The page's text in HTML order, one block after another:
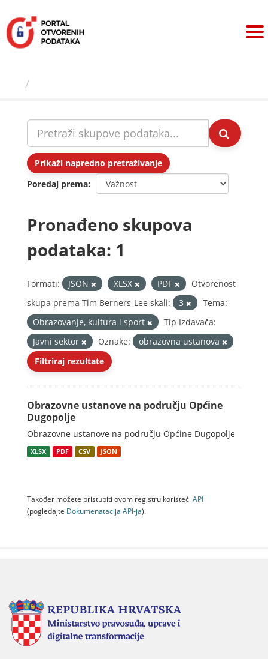
sadržaj
Prikaži napredno pretraživanje
Poredaj prema
Pronađeno skupova
podataka: 1
Formati: JSON XLSX PDF
Otvorenost
skupa prema Tim Berners-Lee skali:
3
Tema:
Obrazovanje, kultura i sport
Tip Izdavača:
Javni sektor
Oznake:
obrazovna ustanova
Filtriraj rezultate
Obrazovne ustanove na području Općine
Dugopolje
Obrazovne ustanove na području Općine Dugopolje
XLSX PDF CSV JSON
Također možete pristupiti ovom registru koristeći API
(pogledajte Dokumenаtаcijа API-jа).